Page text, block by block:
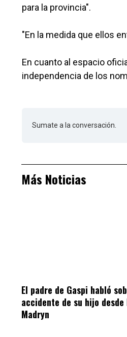
para la provincia".
"En la medida que ellos
En cuanto al espacio
independencia de los
Sumate a la conversación.
Más Noticias
El padre de Gaspi habló
accidente de su hijo desde
Madryn